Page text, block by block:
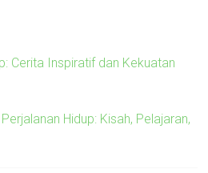
Cerita Inspiratif dan Kekuatan
Hidup: Kisah, Pelajaran,